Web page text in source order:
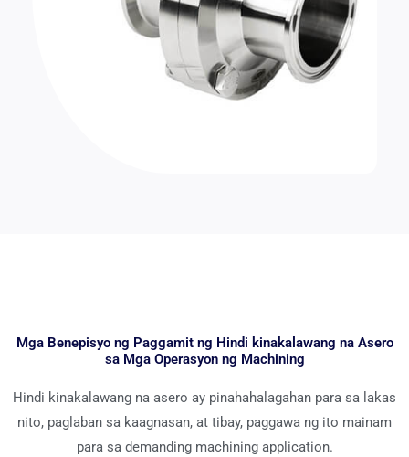
Mga Benepisyo ng Paggamit ng Hindi kinakalawang na Asero
sa Mga Operasyon ng Machining
Hindi kinakalawang na asero ay pinahahalagahan para sa lakas
nito, paglaban sa kaagnasan, at tibay, paggawa ng ito mainam
para sa demanding machining application.